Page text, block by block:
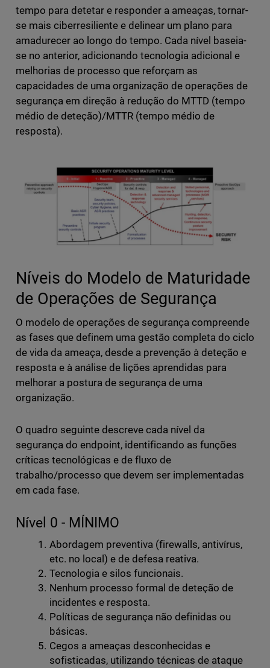
tempo para detetar e responder a ameaças, tornar-
se mais ciberresiliente e delinear um plano para
amadurecer ao longo do tempo. Cada nível baseia-
se no anterior, adicionando tecnologia adicional e
melhorias de processo que reforçam as
capacidades de uma organização de operações de
segurança em direção à redução do MTTD (tempo
médio de deteção)/MTTR (tempo médio de
resposta).
Níveis do Modelo de Maturidade
de Operações de Segurança
O modelo de operações de segurança compreende
as fases que definem uma gestão completa do ciclo
de vida da ameaça, desde a prevenção à deteção e
resposta e à análise de lições aprendidas para
melhorar a postura de segurança de uma
organização.
O quadro seguinte descreve cada nível da
segurança do endpoint, identificando as funções
críticas tecnológicas e de fluxo de
trabalho/processo que devem ser implementadas
em cada fase.
Nível 0 - MÍNIMO
Abordagem preventiva (firewalls, antivírus,
etc. no local) e de defesa reativa.
Tecnologia e silos funcionais.
Nenhum processo formal de deteção de
incidentes e resposta.
Políticas de segurança não definidas ou
básicas.
Cegos a ameaças desconhecidas e
sofisticadas, utilizando técnicas de ataque